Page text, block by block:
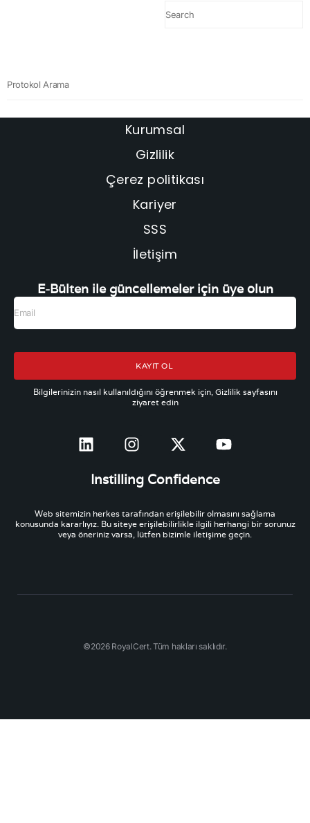
Kurumsal
Gizlilik
Çerez politikası
Kariyer
SSS
İletişim
E-Bülten ile güncellemeler için üye olun
KAYIT OL
Bilgilerinizin nasıl kullanıldığını öğrenmek için, Gizlilik sayfasını
ziyaret edin
Instilling Confidence
Web sitemizin herkes tarafından erişilebilir olmasını sağlama
konusunda kararlıyız. Bu siteye erişilebilirlikle ilgili herhangi bir sorunuz
veya öneriniz varsa, lütfen bizimle iletişime geçin.
©2026 RoyalCert. Tüm hakları saklıdır.